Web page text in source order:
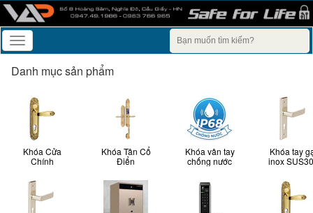
Toggle
navigation
Danh mục sản phẩm
Khóa Cửa
Chính
Khóa Tân Cổ
Điển
Khóa vân tay
chống nước
Khóa tay
inox